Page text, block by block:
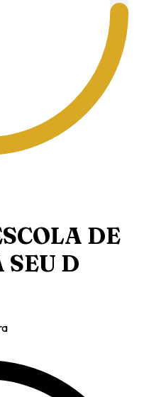
DE
SEU D